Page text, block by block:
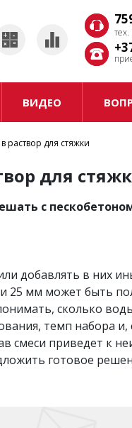
тех.
7592 A1,
тех.
приемная
ВИДЕО
для стяжки
для
с
добавлять в них
25 мм может быть
сколько
темп набора и,
смеси приведет к
готовое